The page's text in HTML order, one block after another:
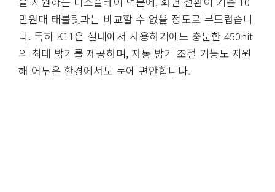
만원대 태블릿과는 비교할 수 없을 정도로 부드럽습니
다. 특히 K11은 실내에서 사용하기에도 충분한 450nit
의 최대 밝기를 제공하며, 자동 밝기 조절 기능도 지원
해 어두운 환경에서도 눈에 편안합니다.